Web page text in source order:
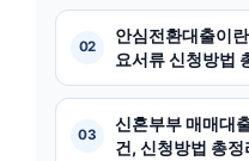
02
안심전환대출이
요서류 신청방법
03
신혼부부 매매대
건, 신청방법 총정